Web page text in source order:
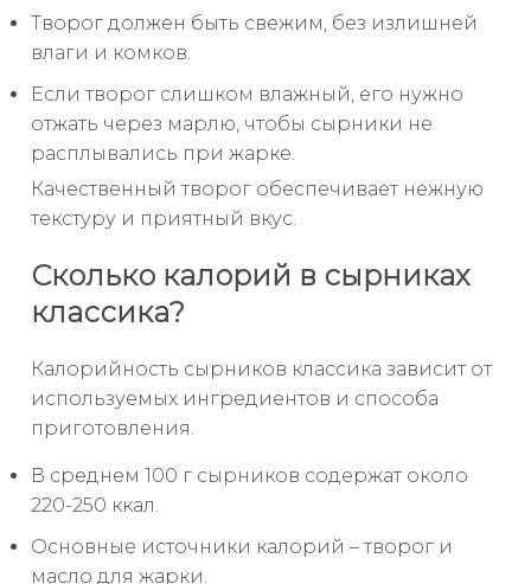
Творог должен быть свежим, без излишней
влаги и комков.
Если творог слишком влажный, его нужно
отжать через марлю, чтобы сырники не
расплывались при жарке.
Качественный творог обеспечивает нежную
текстуру и приятный вкус.
Сколько калорий в сырниках
классика?
Калорийность сырников классика зависит от
используемых ингредиентов и способа
приготовления.
В среднем 100 г сырников содержат около
220-250 ккал.
Основные источники калорий – творог и
масло для жарки.